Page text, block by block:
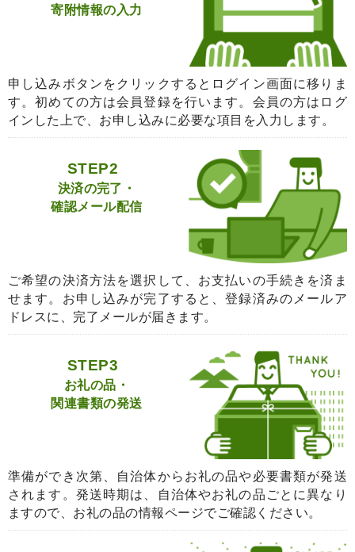
寄附情報の入力
申し込みボタンをクリックするとログイン画面に移りま
す。初めての方は会員登録を行います。会員の方はログ
インした上で、お申し込みに必要な項目を入力します。
STEP2
決済の完了・
確認メール配信
ご希望の決済方法を選択して、お支払いの手続きを済ま
せます。お申し込みが完了すると、登録済みのメールア
ドレスに、完了メールが届きます。
STEP3
お礼の品・
関連書類の発送
準備ができ次第、自治体からお礼の品や必要書類が発送
されます。発送時期は、自治体やお礼の品ごとに異なり
ますので、お礼の品の情報ページでご確認ください。